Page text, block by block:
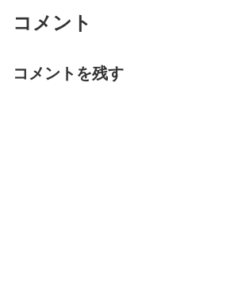
コメント
コメントを残す